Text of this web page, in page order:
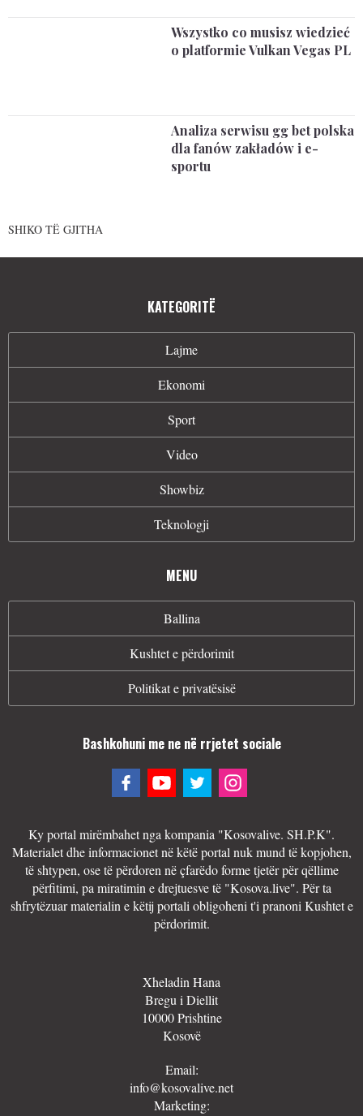
Wszystko co musisz wiedzieć
o platformie Vulkan Vegas PL
Analiza serwisu gg bet polska
dla fanów zakładów i e-
sportu
SHIKO TË GJITHA
KATEGORITË
Lajme
Ekonomi
Sport
Video
Showbiz
Teknologji
MENU
Ballina
Kushtet e përdorimit
Politikat e privatësisë
Bashkohuni me ne në rrjetet sociale
Ky portal mirëmbahet nga kompania "Kosovalive. SH.P.K".
Materialet dhe informacionet në këtë portal nuk mund të kopjohen,
të shtypen, ose të përdoren në çfarëdo forme tjetër për qëllime
përfitimi, pa miratimin e drejtuesve të "Kosova.live". Për ta
shfrytëzuar materialin e këtij portali obligoheni t'i pranoni Kushtet e
përdorimit.
Xheladin Hana
Bregu i Diellit
10000 Prishtine
Kosovë
Email:
info@kosovalive.net
Marketing: